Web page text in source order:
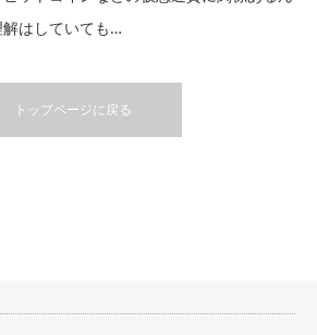
はしていても…
トップページに戻る